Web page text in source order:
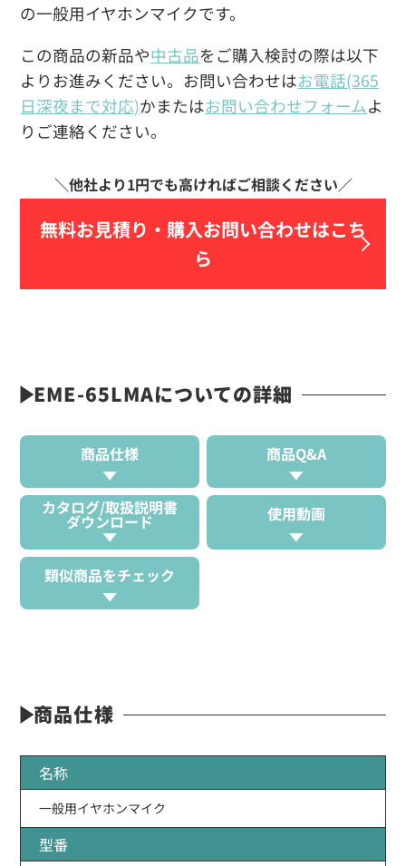
の一般用イヤホンマイクです。
この商品の新品や中古品をご購入検討の際は以下
よりお進みください。お問い合わせはお電話(365
日深夜まで対応)かまたはお問い合わせフォームよ
りご連絡ください。
無料お見積り・ 購入お問い合わせはこち
ら
EME-65LMAについての詳細
商品仕様 商品Q&A
カタログ/取扱説明書
ダウンロード 使用動画
類似商品をチェック
商品仕様
名称
一般用イヤホンマイク
型番